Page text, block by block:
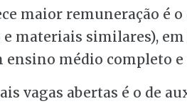
maior remuneração é
materiais similares),
ensino médio completo
vagas abertas é o de